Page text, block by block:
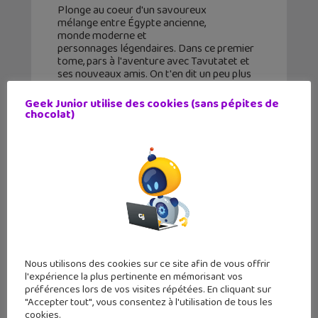
Plonge au coeur d'un savoureux
mélange entre Égypte ancienne,
monde moderne et
personnages légendaires. Dans ce premier
tome, pars à l'aventure avec Tavutatet et
ses nouveaux amis. On t'en dit un peu plus
ici : Tavutatèt, l'héroïne de cette aventure
Geek Junior utilise des cookies (sans pépites de
chocolat)
Nous utilisons des cookies sur ce site afin de vous offrir
l'expérience la plus pertinente en mémorisant vos
préférences lors de vos visites répétées. En cliquant sur
"Accepter tout", vous consentez à l'utilisation de tous les